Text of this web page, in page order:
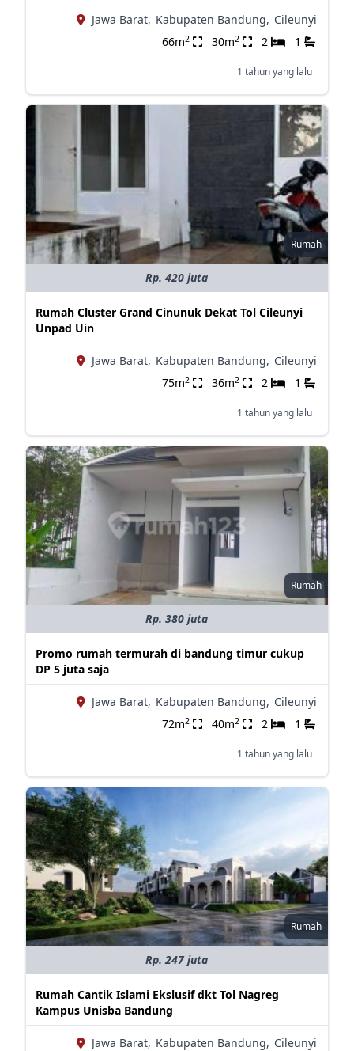
Jawa Barat, Kabupaten Bandung, Cileunyi
66m2 30m2 2 1
1 tahun yang lalu
Rumah
Rp. 420 juta
Rumah Cluster Grand Cinunuk Dekat Tol Cileunyi
Unpad Uin
Jawa Barat, Kabupaten Bandung, Cileunyi
75m2 36m2 2 1
1 tahun yang lalu
Rumah
Rp. 380 juta
Promo rumah termurah di bandung timur cukup
DP 5 juta saja
Jawa Barat, Kabupaten Bandung, Cileunyi
72m2 40m2 2 1
1 tahun yang lalu
Rumah
Rp. 247 juta
Rumah Cantik Islami Ekslusif dkt Tol Nagreg
Kampus Unisba Bandung
Jawa Barat, Kabupaten Bandung, Cileunyi